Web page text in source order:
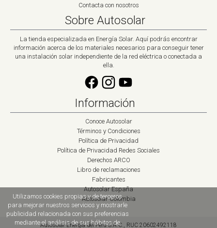
Contacta con nosotros
Sobre Autosolar
La tienda especializada en Energía Solar. Aquí podrás encontrar
información acerca de los materiales necesarios para conseguir tener
una instalación solar independiente de la red eléctrica o conectada a
ella.
Información
Conoce Autosolar
Términos y Condiciones
Política de Privacidad
Política de Privacidad Redes Sociales
Derechos ARCO
Libro de reclamaciones
Fabricantes
Autosolar España
Autosolar Colombia
Autosolar Energía del Perú S.A.C., RUC 20602492118
Utilizamos cookies propias y de terceros
para mejorar nuestros servicios y mostrarle
publicidad relacionada con sus preferencias
mediante el análisis de sus hábitos de